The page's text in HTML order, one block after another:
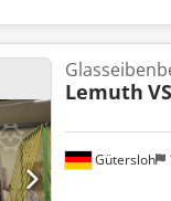
Gütersloh
Lemuth